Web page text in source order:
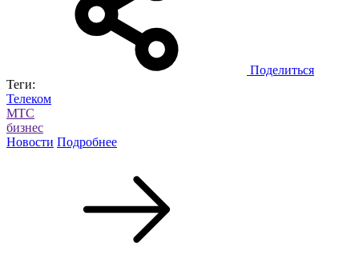
Поделиться
Теги:
Телеком
МТС
бизнес
Новости Подробнее